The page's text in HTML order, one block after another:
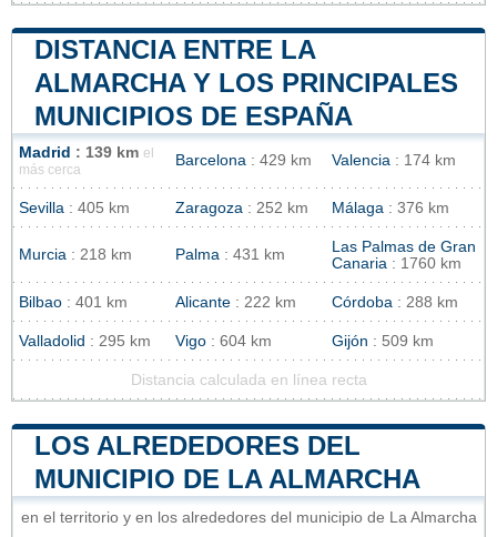
DISTANCIA ENTRE LA
ALMARCHA Y LOS PRINCIPALES
MUNICIPIOS DE ESPAÑA
Madrid : 139 km el
más cerca
Barcelona : 429 km Valencia : 174 km
Sevilla : 405 km Zaragoza : 252 km Málaga : 376 km
Murcia : 218 km Palma : 431 km
Las Palmas de Gran
Canaria : 1760 km
Bilbao : 401 km Alicante : 222 km Córdoba : 288 km
Valladolid : 295 km Vigo : 604 km Gijón : 509 km
Distancia calculada en línea recta
LOS ALREDEDORES DEL
MUNICIPIO DE LA ALMARCHA
en el territorio y en los alrededores del municipio de La Almarcha